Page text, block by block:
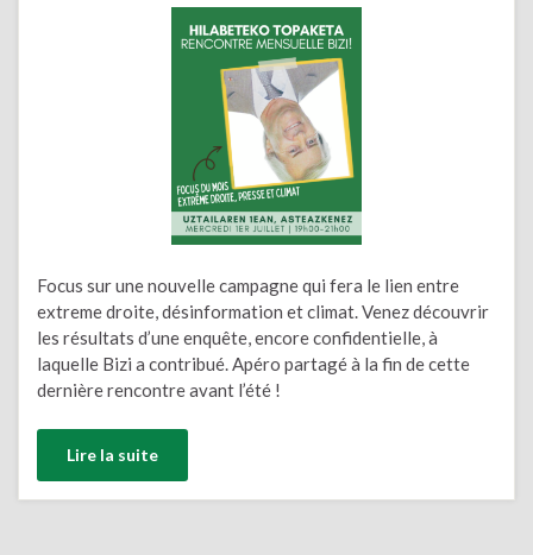
Focus sur une nouvelle campagne qui fera le lien entre
extreme droite, désinformation et climat. Venez découvrir
les résultats d’une enquête, encore confidentielle, à
laquelle Bizi a contribué. Apéro partagé à la fin de cette
dernière rencontre avant l’été !
Lire la suite